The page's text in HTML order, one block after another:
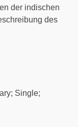
der indischen
des
Single;